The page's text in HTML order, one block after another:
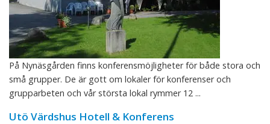
På Nynäsgården finns konferensmöjligheter för både stora och
små grupper. De är gott om lokaler för konferenser och
grupparbeten och vår största lokal rymmer 12 ...
Utö Värdshus Hotell & Konferens